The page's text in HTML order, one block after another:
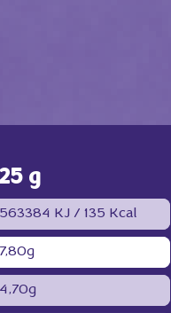
25 g
563384 KJ / 135 Kcal
7,80g
4,70g